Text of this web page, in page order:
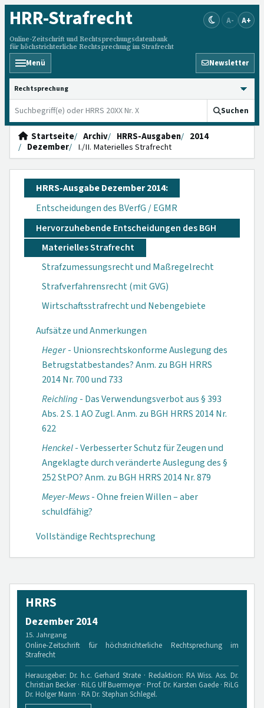
HRR-Strafrecht
Online-Zeitschrift und Rechtsprechungsdatenbank
für höchstrichterliche Rechtsprechung im Strafrecht
A- A+
Menü Newsletter
HRRS durchsuchen
Suchen
Startseite Archiv HRRS-Ausgaben
2014
Dezember
I./II. Materielles Strafrecht
HRRS-Ausgabe Dezember 2014:
Entscheidungen des BVerfG / EGMR
Hervorzuhebende Entscheidungen des BGH
Materielles Strafrecht
Strafzumessungsrecht und Maßregelrecht
Strafverfahrensrecht (mit GVG)
Wirtschaftsstrafrecht und Nebengebiete
Aufsätze und Anmerkungen
Heger- Unionsrechtskonforme Auslegung des
Betrugstatbestandes? Anm. zu BGH HRRS
2014 Nr. 700 und 733
Reichling - Das Verwendungsverbot aus § 393
Abs. 2 S. 1 AO Zugl. Anm. zu BGH HRRS 2014 Nr.
622
Henckel- Verbesserter Schutz für Zeugen und
Angeklagte durch veränderte Auslegung des §
252 StPO? Anm. zu BGH HRRS 2014 Nr. 879
Meyer-Mews- Ohne freien Willen – aber
schuldfähig?
Vollständige Rechtsprechung
HRRS
Dezember 2014
15. Jahrgang
Online-Zeitschrift für höchstrichterliche Rechtsprechung im
Strafrecht
Herausgeber: Dr. h.c. Gerhard Strate · Redaktion: RA Wiss. Ass. Dr.
Christian Becker · RiLG Ulf Buermeyer · Prof. Dr. Karsten Gaede · RiLG
Dr. Holger Mann · RA Dr. Stephan Schlegel.